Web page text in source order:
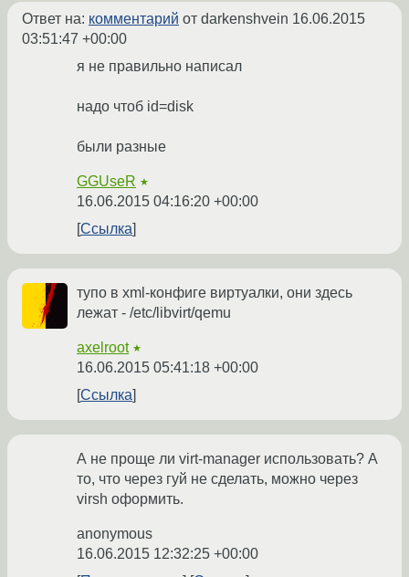
Ответ на: комментарий от darkenshvein 16.06.2015
03:51:47 +00:00
я не правильно написал
надо чтоб id=disk
были разные
GGUseR ★
16.06.2015 04:16:20 +00:00
Ссылка
тупо в xml-конфиге виртуалки, они здесь
лежат - /etc/libvirt/qemu
axelroot ★
16.06.2015 05:41:18 +00:00
Ссылка
А не проще ли virt-manager использовать? А
то, что через гуй не сделать, можно через
virsh оформить.
anonymous
16.06.2015 12:32:25 +00:00